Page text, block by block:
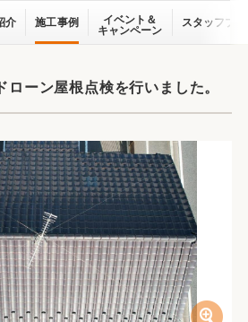
介 施工事例
イベント＆
キャンペーン
スタッフブ
ーン屋根点検を行いました。